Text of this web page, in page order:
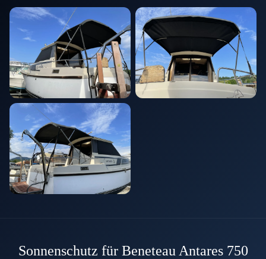
Sonnenschutz für Beneteau Antares 750